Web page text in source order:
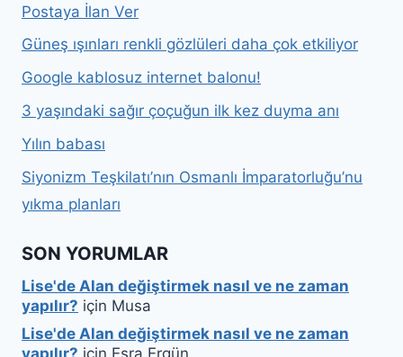
Postaya İlan Ver
Güneş ışınları renkli gözlüleri daha çok etkiliyor
Google kablosuz internet balonu!
3 yaşındaki sağır çoçuğun ilk kez duyma anı
Yılın babası
Siyonizm Teşkilatı’nın Osmanlı İmparatorluğu’nu
yıkma planları
SON YORUMLAR
Lise'de Alan değiştirmek nasıl ve ne zaman
yapılır? için Musa
Lise'de Alan değiştirmek nasıl ve ne zaman
yapılır? için Esra Ergün